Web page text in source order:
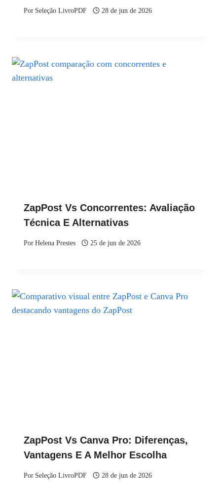
Por Seleção LivroPDF 28 de jun de 2026
ZapPost Vs Concorrentes: Avaliação
Técnica E Alternativas
PorHelena Prestes 25 de jun de 2026
ZapPost Vs Canva Pro: Diferenças,
Vantagens E A Melhor Escolha
Por Seleção LivroPDF 28 de jun de 2026